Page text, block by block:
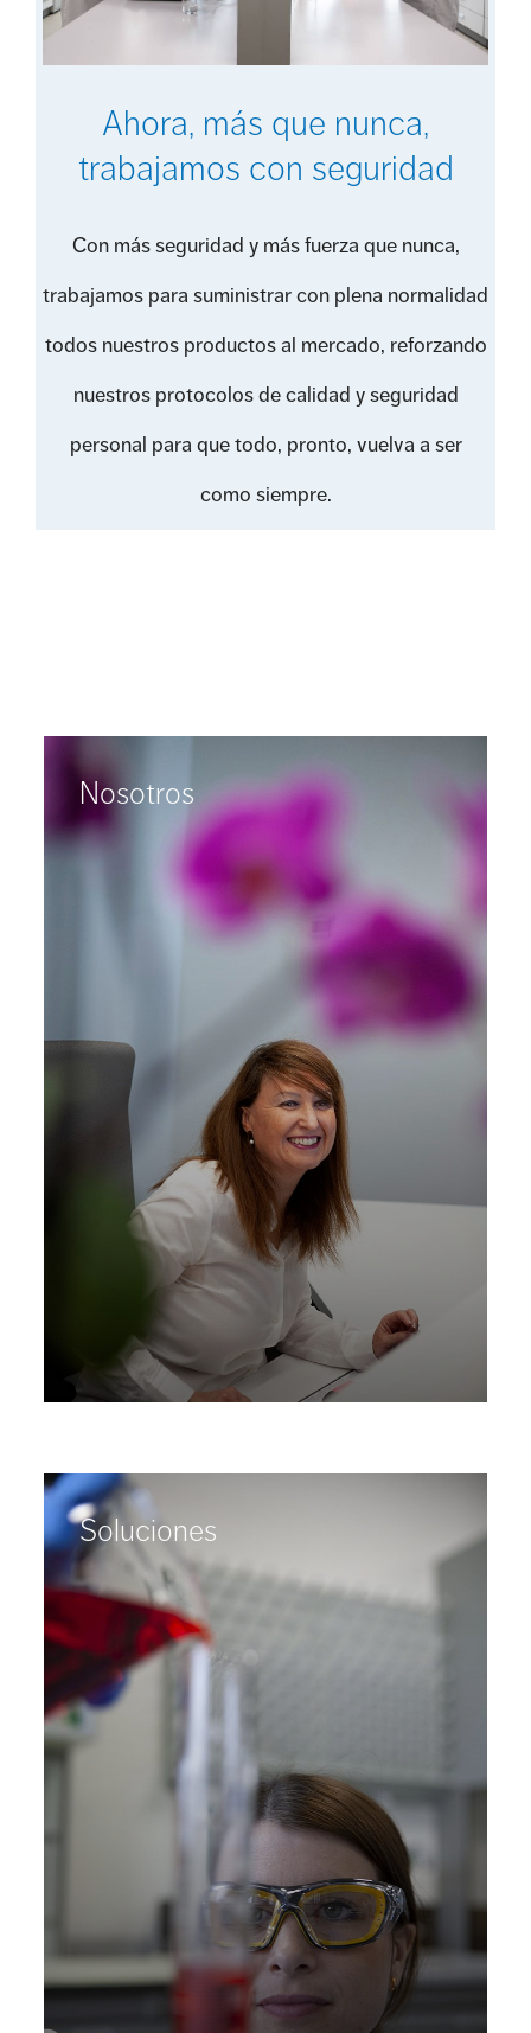
Ahora, más que nunca,
trabajamos con seguridad
Con más seguridad y más fuerza que nunca,
trabajamos para suministrar con plena normalidad
todos nuestros productos al mercado, reforzando
nuestros protocolos de calidad y seguridad
personal para que todo, pronto, vuelva a ser
como siempre.
Nosotros
Soluciones